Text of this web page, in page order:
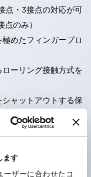
ます
ーザーに合わせたコ
点・3接点の対応が可
のみ）
めたフィンガープロ
ーリング接触方式を
ャットアウトする保
ンスイッチは
2点押ボタンスイッ